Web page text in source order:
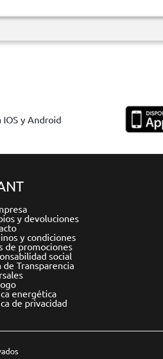
IOS y Android
y devoluciones
y condiciones
de promociones
social
de Transparencia
energética
de privacidad